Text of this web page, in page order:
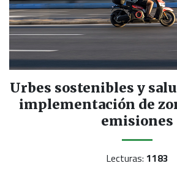
Urbes sostenibles y
implementación de
emisiones
Lecturas: 1183